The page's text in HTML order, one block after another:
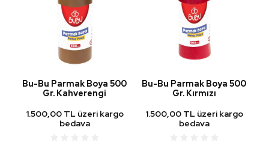
Bu-Bu Parmak Boya 500
Gr. Kahverengi
1.500,00 TL üzeri kargo
bedava
Bu-Bu Parmak Boya 500
Gr. Kırmızı
1.500,00 TL üzeri kargo
bedava